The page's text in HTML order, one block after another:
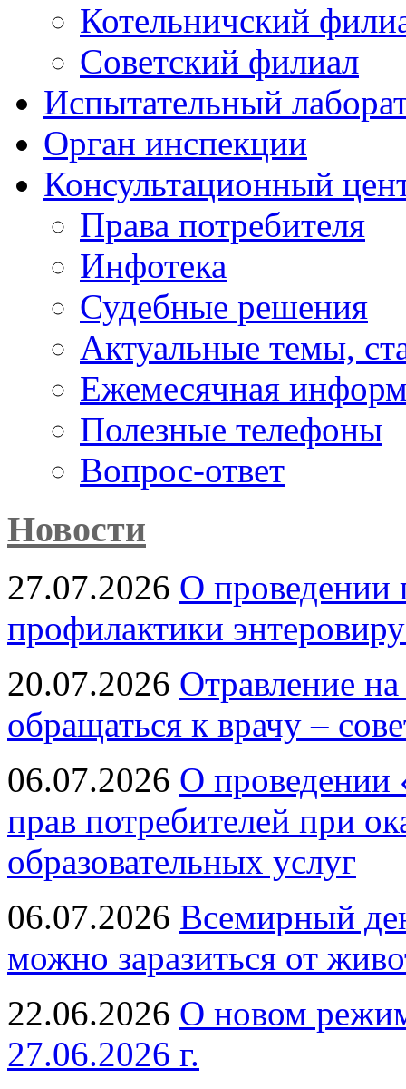
Котельничский
Советский филиал
Испытательный
Орган инспекции
Консультационный
Права потребителя
Инфотека
Судебные решения
Актуальные темы,
Ежемесячная
Полезные телефоны
Вопрос-ответ
Новости
27.07.2026 О проведении
профилактики
20.07.2026 Отравление
обращаться к врачу –
06.07.2026 О проведении
прав потребителей при
образовательных услуг
06.07.2026 Всемирный
можно заразиться от
22.06.2026 О новом
27.06.2026 г.